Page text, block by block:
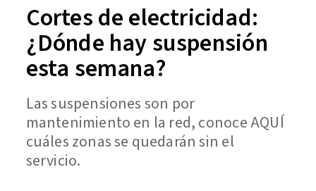
Cortes de electricidad:
¿Dónde hay suspensión
esta semana?
Las suspensiones son por
mantenimiento en la red, conoce AQUÍ
cuáles zonas se quedarán sin el
servicio.